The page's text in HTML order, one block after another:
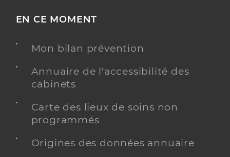
EN CE MOMENT
Mon bilan prévention
Annuaire de l'accessibilité des
cabinets
Carte des lieux de soins non
programmés
Origines des données annuaire